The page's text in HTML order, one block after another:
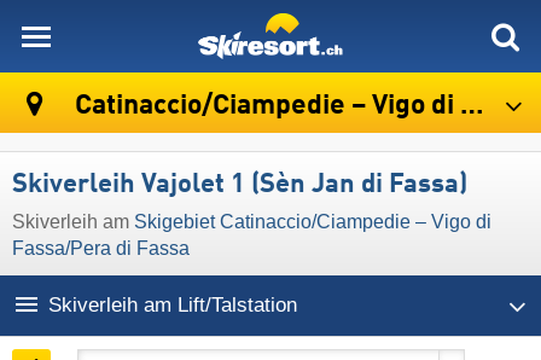
Catinaccio/​Ciampedie – Vigo di Fassa/​Pera di Fassa
Skiverleih Vajolet 1 (Sèn Jan di Fassa)
Skiverleih am Skigebiet Catinaccio/​Ciampedie – Vigo di
Fassa/​Pera di Fassa
Skiverleih am Lift/Talstation